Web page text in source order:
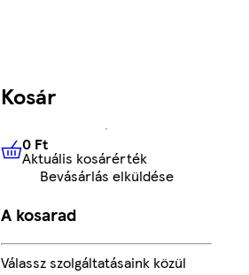
Kosár
0 FtAktuális kosárérték
0 Ft
Aktuális kosárérték
Bevásárlás elküldése
A kosarad
Válassz szolgáltatásaink közül